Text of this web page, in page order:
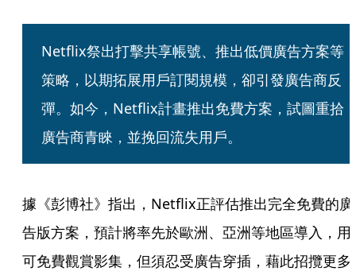
Netflix祭出打擊共享帳號、推出低價廣告方案等
策略，以期拓展用戶訂閱規模，卻引發廣告商反
彈。如今，Netflix計畫推出免費方案，試圖重拾
廣告商青睞，並挽回流失用戶。
據《彭博社》指出，Netflix正評估推出完全免費的廣
告版方案，預計將率先於歐洲、亞洲等地區導入，用
可免費觀賞影集，但須忍受廣告穿插，藉此招攬更多